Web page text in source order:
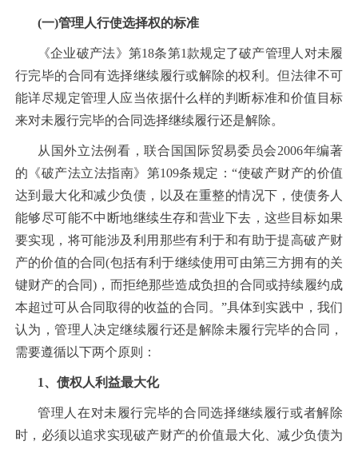
(一)管理人行使选择权的标准
《企业破产法》第18条第1款规定了破产管理人对未履
行完毕的合同有选择继续履行或解除的权利。但法律不可
能详尽规定管理人应当依据什么样的判断标准和价值目标
来对未履行完毕的合同选择继续履行还是解除。
从国外立法例看，联合国国际贸易委员会2006年编著
的《破产法立法指南》第109条规定：“使破产财产的价值
达到最大化和减少负债，以及在重整的情况下，使债务人
能够尽可能不中断地继续生存和营业下去，这些目标如果
要实现，将可能涉及利用那些有利于和有助于提高破产财
产的价值的合同(包括有利于继续使用可由第三方拥有的关
键财产的合同)，而拒绝那些造成负担的合同或持续履约成
本超过可从合同取得的收益的合同。”具体到实践中，我们
认为，管理人决定继续履行还是解除未履行完毕的合同，
需要遵循以下两个原则：
1、债权人利益最大化
管理人在对未履行完毕的合同选择继续履行或者解除
时，必须以追求实现破产财产的价值最大化、减少负债为